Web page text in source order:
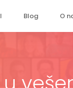
Blog O